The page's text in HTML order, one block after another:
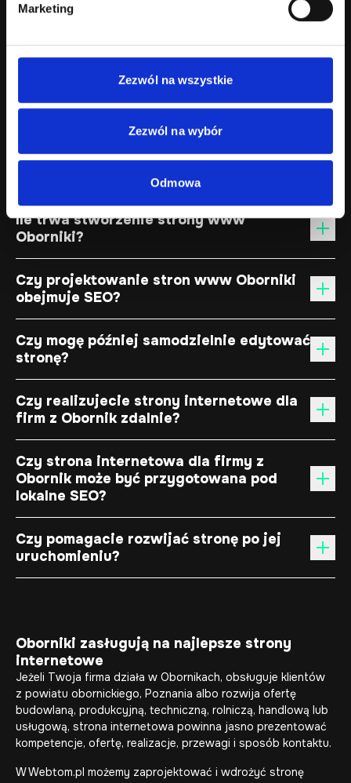
Marketing
Zezwól na wszystkie
Zezwól na wybór
Odmowa
realizujących strony Oborniki
Czy tworzycie strony internetowe dla
firm z Obornik?
Tak. Projektujemy strony internetowe dla lokalnych firm
rolniczych, technicznych i B2B z Obornik oraz okolic.
W przypadku sprzedaży online rekomendujemy osobną
Ile trwa stworzenie strony www
Oborniki?
Czy projektowanie stron www Oborniki
obejmuje SEO?
Czy mogę później samodzielnie edytować
stronę?
Czy realizujecie strony internetowe dla
firm z Obornik zdalnie?
Czy strona internetowa dla firmy z
Obornik może być przygotowana pod
lokalne SEO?
Czy pomagacie rozwijać stronę po jej
uruchomieniu?
Oborniki zasługują na najlepsze strony
internetowe
Jeżeli Twoja firma działa w Obornikach, obsługuje klientów
z powiatu obornickiego, Poznania albo rozwija ofertę
budowlaną, produkcyjną, techniczną, rolniczą, handlową lub
usługową, strona internetowa powinna jasno prezentować
kompetencje, ofertę, realizacje, przewagi i sposób kontaktu.
W Webtom.pl możemy zaprojektować i wdrożyć stronę